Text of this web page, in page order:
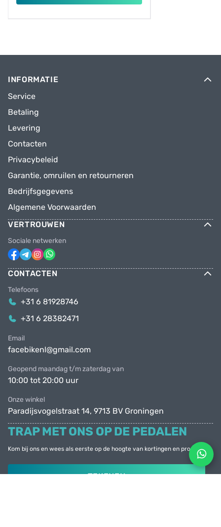
INFORMATIE
Service
Betaling
Levering
Contacten
Privacybeleid
Garantie, omruilen en retourneren
Bedrijfsgegevens
Algemene Voorwaarden
VERTROUWEN
Sociale netwerken
CONTACTEN
Telefoons
+31 6 81928746
+31 6 28382471
Email
facebikenl@gmail.com
Geopend maandag t/m zaterdag van
10:00 tot 20:00 uur
Onze winkel
Paradijsvogelstraat 14, 9713 BV Groningen
TRAP MET ONS OP DE PEDALEN
Kom bij ons en wees als eerste op de hoogte van kortingen en promoties
TEKENEN